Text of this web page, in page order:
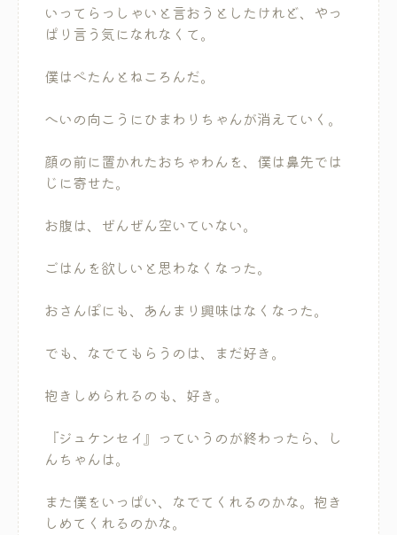
いってらっしゃいと言おうとしたけれど、やっ
ぱり言う気になれなくて。
僕はぺたんとねころんだ。
へいの向こうにひまわりちゃんが消えていく。
顔の前に置かれたおちゃわんを、僕は鼻先では
じに寄せた。
お腹は、ぜんぜん空いていない。
ごはんを欲しいと思わなくなった。
おさんぽにも、あんまり興味はなくなった。
でも、なでてもらうのは、まだ好き。
抱きしめられるのも、好き。
『ジュケンセイ』っていうのが終わったら、し
んちゃんは。
また僕をいっぱい、なでてくれるのかな。抱き
しめてくれるのかな。